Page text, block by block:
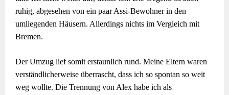
ruhig, abgesehen von ein paar Assi-Bewohner in den
umliegenden Häusern. Allerdings nichts im Vergleich mit
Bremen.
Der Umzug lief somit erstaunlich rund. Meine Eltern waren
verständlicherweise überrascht, dass ich so spontan so weit
weg wollte. Die Trennung von Alex habe ich als